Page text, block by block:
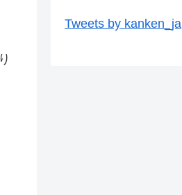
Tweets by kanken_ja